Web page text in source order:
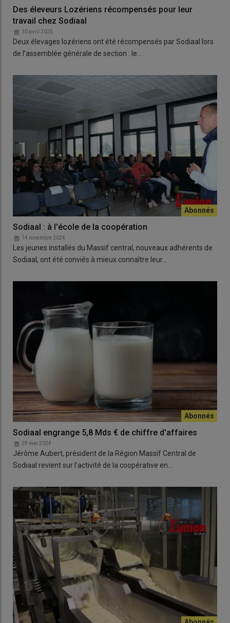
Des éleveurs Lozériens récompensés pour leur
travail chez Sodiaal
30 avril 2025
Deux élevages lozériens ont été récompensés par Sodiaal lors
de l’assemblée générale de section : le…
Sodiaal : à l'école de la coopération
14 novembre 2024
Les jeunes installés du Massif central, nouveaux adhérents de
Sodiaal, ont été conviés à mieux connaître leur…
Sodiaal engrange 5,8 Mds € de chiffre d'affaires
29 mai 2024
Jérôme Aubert, président de la Région Massif Central de
Sodiaal revient sur l'activité de la coopérative en…